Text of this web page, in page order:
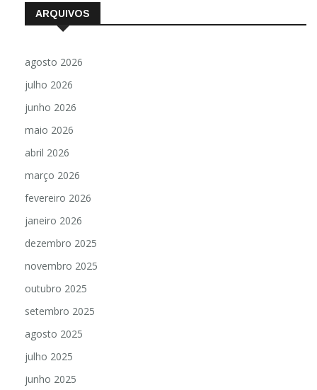
ARQUIVOS
agosto 2026
julho 2026
junho 2026
maio 2026
abril 2026
março 2026
fevereiro 2026
janeiro 2026
dezembro 2025
novembro 2025
outubro 2025
setembro 2025
agosto 2025
julho 2025
junho 2025